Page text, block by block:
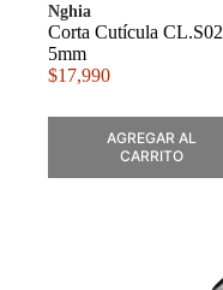
Nghia
Corta Cutícula CL.S02
5mm
$17,990
AGREGAR AL
CARRITO